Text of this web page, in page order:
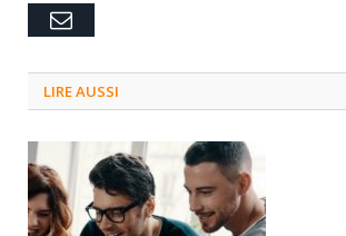
Email
LIRE AUSSI